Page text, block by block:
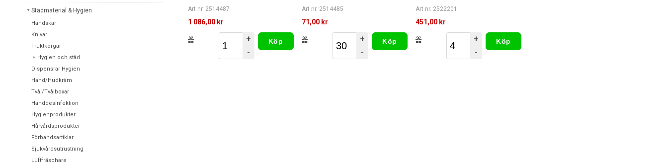
Städmaterial & Hygien
Handskar
Knivar
Fruktkorgar
Hygien och städ
Dispensrar Hygien
Hand/Hudkräm
Tvål/Tvålboxar
Handdesinfektion
Hygienprodukter
Hårvårdsprodukter
Förbandsartiklar
Sjukvårdsutrustning
Luftfräschare
Art nr. 2514487
1 086,00 kr
+
-
Köp
Art nr. 2514485
71,00 kr
+
-
Köp
Art nr. 2522201
451,00 kr
+
-
Köp